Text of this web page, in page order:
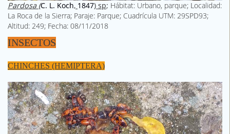
Pardosa (C. L. Koch, 1847) sp; Hábitat: Urbano, parque; Localidad:
La Roca de la Sierra; Paraje: Parque; Cuadrícula UTM: 29SPD93;
Altitud: 249; Fecha: 08/11/2018
INSECTOS
CHINCHES (HEMIPTERA)